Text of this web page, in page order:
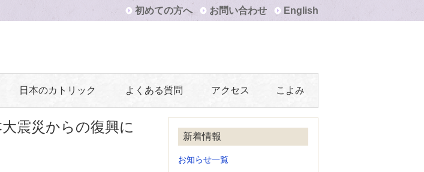
初めての方へ お問い合わせ English
日本のカトリック よくある質問 アクセス こよみ
震災からの復興に
新着情報
お知らせ一覧